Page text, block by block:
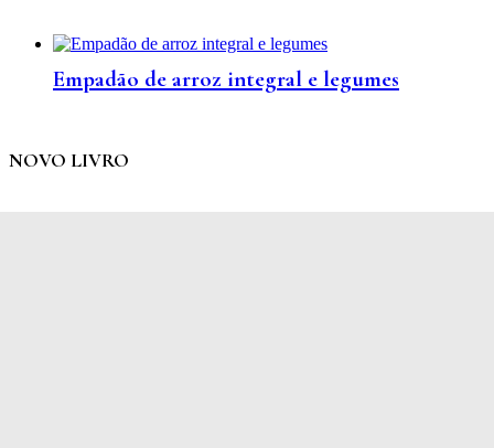
Empadão de arroz integral e legumes
NOVO LIVRO